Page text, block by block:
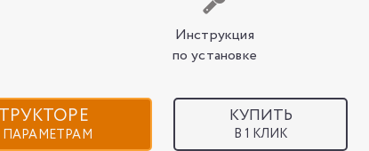
Инструкция
по установке
КУПИТЬ
В 1 КЛИК